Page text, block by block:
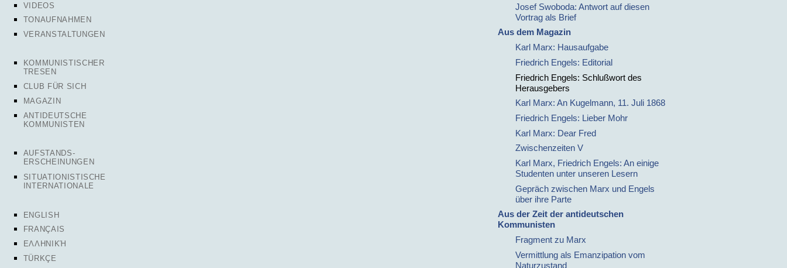
VIDEOS
TONAUFNAHMEN
VERANSTALTUNGEN
KOMMUNISTISCHER
TRESEN
CLUB FÜR SICH
MAGAZIN
ANTIDEUTSCHE
KOMMUNISTEN
AUFSTANDS-
ERSCHEINUNGEN
SITUATIONISTISCHE
INTERNATIONALE
ENGLISH
FRANÇAIS
ΕΛΛΗΝΙΚΉ
TÜRKÇE
Josef Swoboda: Antwort auf diesen
Vortrag als Brief
Aus dem Magazin
Karl Marx: Hausaufgabe
Friedrich Engels: Editorial
Friedrich Engels: Schlußwort des
Herausgebers
Karl Marx: An Kugelmann, 11. Juli 1868
Friedrich Engels: Lieber Mohr
Karl Marx: Dear Fred
Zwischenzeiten V
Karl Marx, Friedrich Engels: An einige
Studenten unter unseren Lesern
Gepräch zwischen Marx und Engels
über ihre Parte
Aus der Zeit der antideutschen
Kommunisten
Fragment zu Marx
Vermittlung als Emanzipation vom
Naturzustand